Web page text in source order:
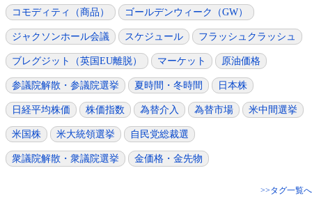
コモディティ（商品） ゴールデンウィーク（GW）
ジャクソンホール会議 スケジュール フラッシュクラッシュ
ブレグジット（英国EU離脱） マーケット 原油価格
参議院解散・参議院選挙 夏時間・冬時間 日本株
日経平均株価 株価指数 為替介入 為替市場 米中間選挙
米国株 米大統領選挙 自民党総裁選
衆議院解散・衆議院選挙 金価格・金先物
>>タグ一覧へ